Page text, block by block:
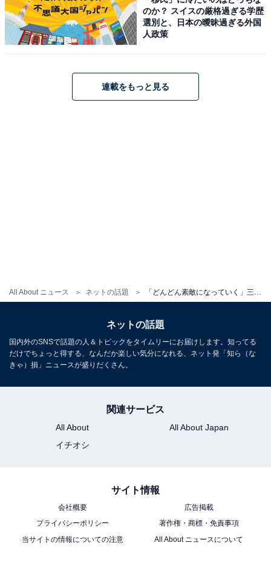
All About ニュース ネットの話題 「どんどん素敵になっていく」三吉彩花、29歳バースデーショットを公開！ 「世界で一番尊敬」
のか？ スイスの厳格過ぎる学歴
選別と、日本の曖昧過ぎる外国
人政策
連載をもっと見る
ネットの話題
国内外のSNSで話題の人＆トピックをタイムリーにお届けします。知ってる
だけでちょっと得する、なんだか楽しい気分になれる、ネット発「知ら（な
きゃ）損」ニュースが盛りだくさん。
関連サービス
All About
All About Japan
イチオシ
サイト情報
会社概要
広告掲載
プライバシーポリシー
著作権・商標・免責事項
当サイトの情報についての注意
All About ニュースについて